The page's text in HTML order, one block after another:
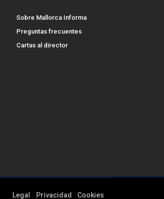
Sobre Mallorca Informa
Preguntas frecuentes
Cartas al director
Legal Privacidad Cookies